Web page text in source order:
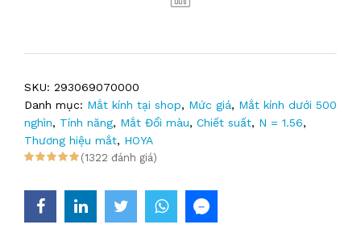
SKU: 293069070000
Danh mục: Mắt kính tại shop, Mức giá, Mắt kính dưới 500
nghìn, Tính năng, Mắt Đổi màu, Chiết suất, N = 1.56,
Thương hiệu mắt, HOYA
(1322 đánh giá)